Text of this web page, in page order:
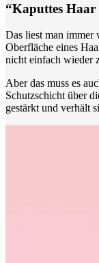
“Kaputtes
Das liest man immer
Oberfläche eines
nicht einfach wieder
Aber das muss es
Schutzschicht über
gestärkt und verhält